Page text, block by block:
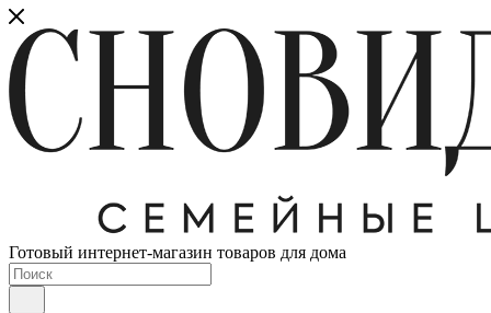
Готовый интернет-магазин товаров для дома